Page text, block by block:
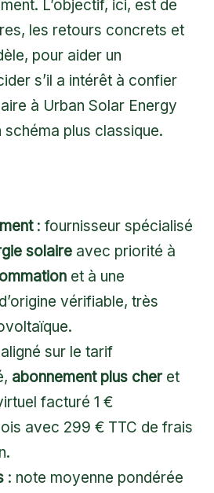
L’objectif, ici, est de
les retours concrets et
pour aider un
s’il a intérêt à confier
à Urban Solar Energy
schéma plus classique.
: fournisseur spécialisé
solaire avec priorité à
et à une
vérifiable, très
sur le tarif
abonnement plus cheret
facturé 1 €
avec 299 € TTC de frais
: note moyenne pondérée